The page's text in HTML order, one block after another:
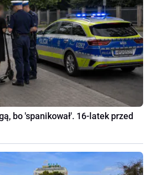
bo 'spanikował'. 16-latek przed